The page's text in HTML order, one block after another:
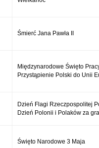
Śmierć Jana Pawła II
Międzynarodowe Święto
Przystąpienie Polski do Unii
Dzień Flagi Rzeczpospolitej
Dzień Polonii i Polaków za
Święto Narodowe 3 Maja